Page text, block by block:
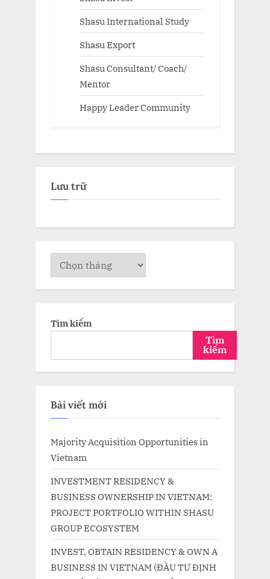
Shasu International Study
Shasu Export
Shasu Consultant/ Coach/
Mentor
Happy Leader Community
Lưu trữ
Lưu
trữ
Tìm kiếm
Tìm
kiếm
Bài viết mới
Majority Acquisition Opportunities in
Vietnam
INVESTMENT RESIDENCY &
BUSINESS OWNERSHIP IN VIETNAM:
PROJECT PORTFOLIO WITHIN SHASU
GROUP ECOSYSTEM
INVEST, OBTAIN RESIDENCY & OWN A
BUSINESS IN VIETNAM (ĐẦU TƯ ĐỊNH